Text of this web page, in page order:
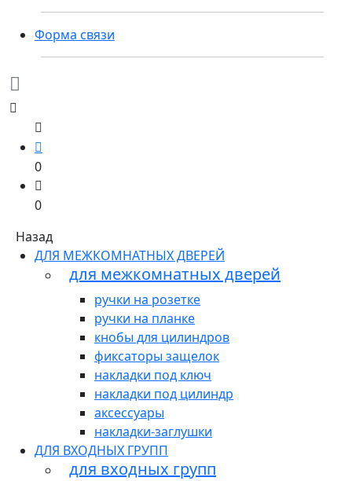
Форма связи
0
0
Назад
ДЛЯ МЕЖКОМНАТНЫХ ДВЕРЕЙ
для межкомнатных дверей
ручки на розетке
ручки на планке
кнобы для цилиндров
фиксаторы защелок
накладки под ключ
накладки под цилиндр
аксессуары
накладки-заглушки
ДЛЯ ВХОДНЫХ ГРУПП
для входных групп